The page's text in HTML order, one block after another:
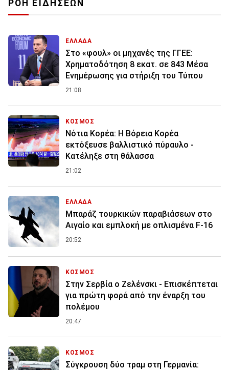
ΡΟΗ ΕΙΔΗΣΕΩΝ
ΕΛΛΑΔΑ
Στο «φουλ» οι μηχανές της ΓΓΕΕ:
Χρηματοδότηση 8 εκατ. σε 843 Μέσα
Ενημέρωσης για στήριξη του Τύπου
21:08
ΚΟΣΜΟΣ
Νότια Κορέα: Η Βόρεια Κορέα
εκτόξευσε βαλλιστικό πύραυλο -
Κατέληξε στη θάλασσα
21:02
ΕΛΛΑΔΑ
Μπαράζ τουρκικών παραβιάσεων στο
Αιγαίο και εμπλοκή με οπλισμένα F-16
20:52
ΚΟΣΜΟΣ
Στην Σερβία ο Ζελένσκι - Επισκέπτεται
για πρώτη φορά από την έναρξη του
πολέμου
20:47
ΚΟΣΜΟΣ
Σύγκρουση δύο τραμ στη Γερμανία: